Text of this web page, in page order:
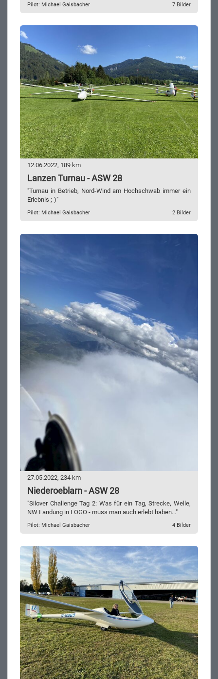
Pilot: Michael Gaisbacher 7 Bilder
12.06.2022, 189 km
Lanzen Turnau - ASW 28
"Turnau in Betrieb, Nord-Wind am Hochschwab immer ein
Erlebnis ;-)"
Pilot: Michael Gaisbacher 2 Bilder
27.05.2022, 234 km
Niederoeblarn - ASW 28
"Silover Challenge Tag 2: Was für ein Tag, Strecke, Welle,
NW Landung in LOGO - muss man auch erlebt haben..."
Pilot: Michael Gaisbacher 4 Bilder